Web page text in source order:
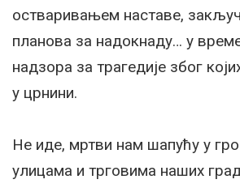
остваривањем наставе,
планова за надокнаду… у
надзора за трагедије због
у црнини.
Не иде, мртви нам шапућу у
улицама и трговима наших